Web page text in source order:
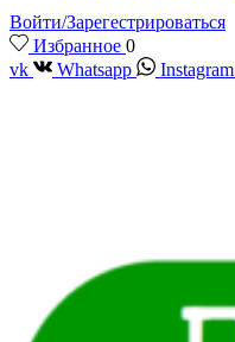
Войти/Зарегестрироваться
Избранное 0
vk
Whatsapp Instagram